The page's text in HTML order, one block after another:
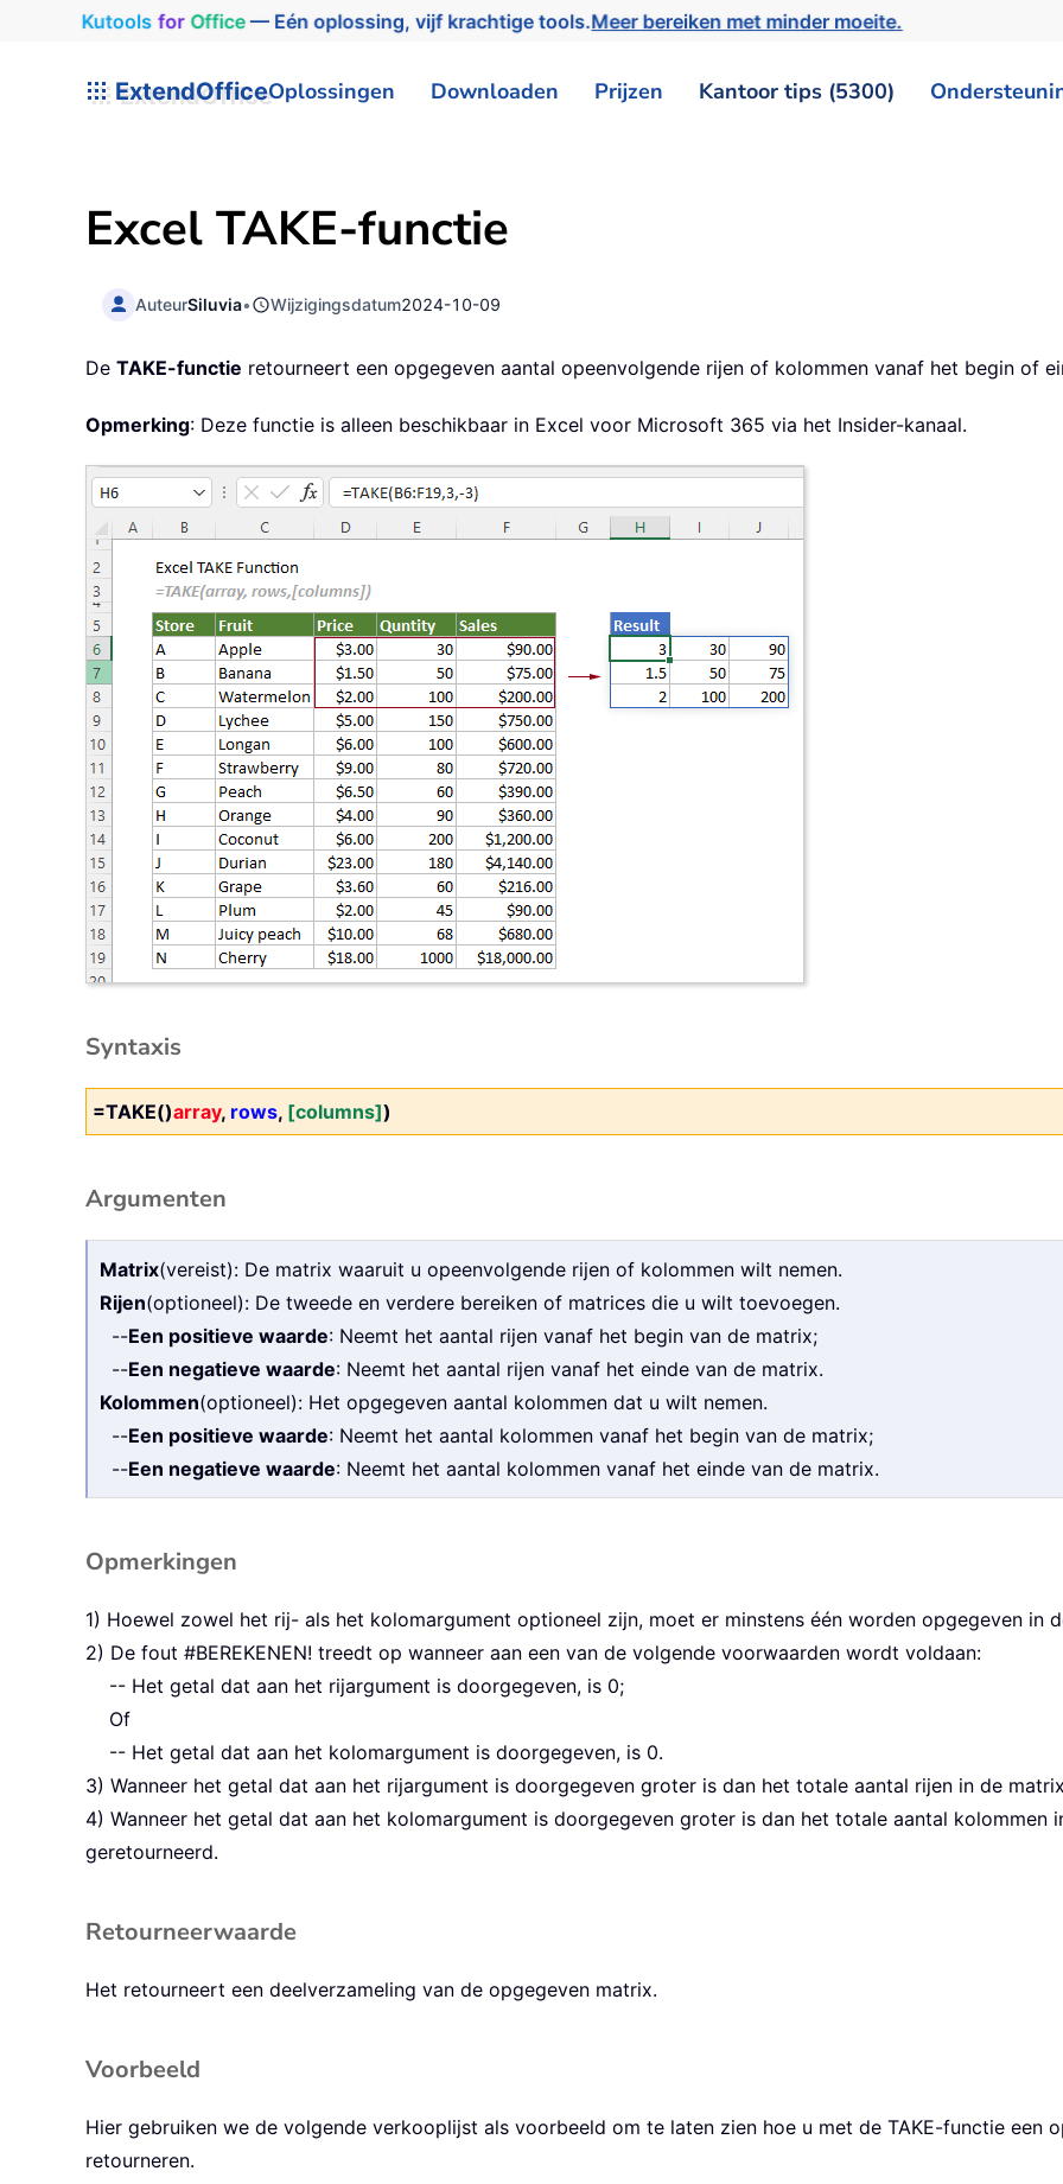
Kutools for Office— Eén oplossing, vijf krachtige tools.Meer bereiken met minder moeite.
ExtendOfficeOplossingen Downloaden Prijzen Kantoor tips (5300)
Excel TAKE-functie
AuteurSiluvia• Wijzigingsdatum2024-10-09
De TAKE-functie retourneert een opgegeven aantal opeenvolgende rijen of kolommen vanaf het begin of
Opmerking: Deze functie is alleen beschikbaar in Excel voor Microsoft 365 via het Insider-kanaal.
Syntaxis
=TAKE()array, rows, [columns])
Argumenten
Matrix(vereist): De matrix waaruit u opeenvolgende rijen of kolommen wilt nemen.
Rijen(optioneel): De tweede en verdere bereiken of matrices die u wilt toevoegen.
--Een positieve waarde: Neemt het aantal rijen vanaf het begin van de matrix;
--Een negatieve waarde: Neemt het aantal rijen vanaf het einde van de matrix.
Kolommen(optioneel): Het opgegeven aantal kolommen dat u wilt nemen.
--Een positieve waarde: Neemt het aantal kolommen vanaf het begin van de matrix;
--Een negatieve waarde: Neemt het aantal kolommen vanaf het einde van de matrix.
Opmerkingen
1) Hoewel zowel het rij- als het kolomargument optioneel zijn, moet er minstens één worden opgegeven in
2) De fout #BEREKENEN! treedt op wanneer aan een van de volgende voorwaarden wordt voldaan:
-- Het getal dat aan het rijargument is doorgegeven, is 0;
Of
-- Het getal dat aan het kolomargument is doorgegeven, is 0.
3) Wanneer het getal dat aan het rijargument is doorgegeven groter is dan het totale aantal rijen in de
4) Wanneer het getal dat aan het kolomargument is doorgegeven groter is dan het totale aantal kolommen
geretourneerd.
Retourneerwaarde
Het retourneert een deelverzameling van de opgegeven matrix.
Voorbeeld
Hier gebruiken we de volgende verkooplijst als voorbeeld om te laten zien hoe u met de TAKE-functie een
retourneren.